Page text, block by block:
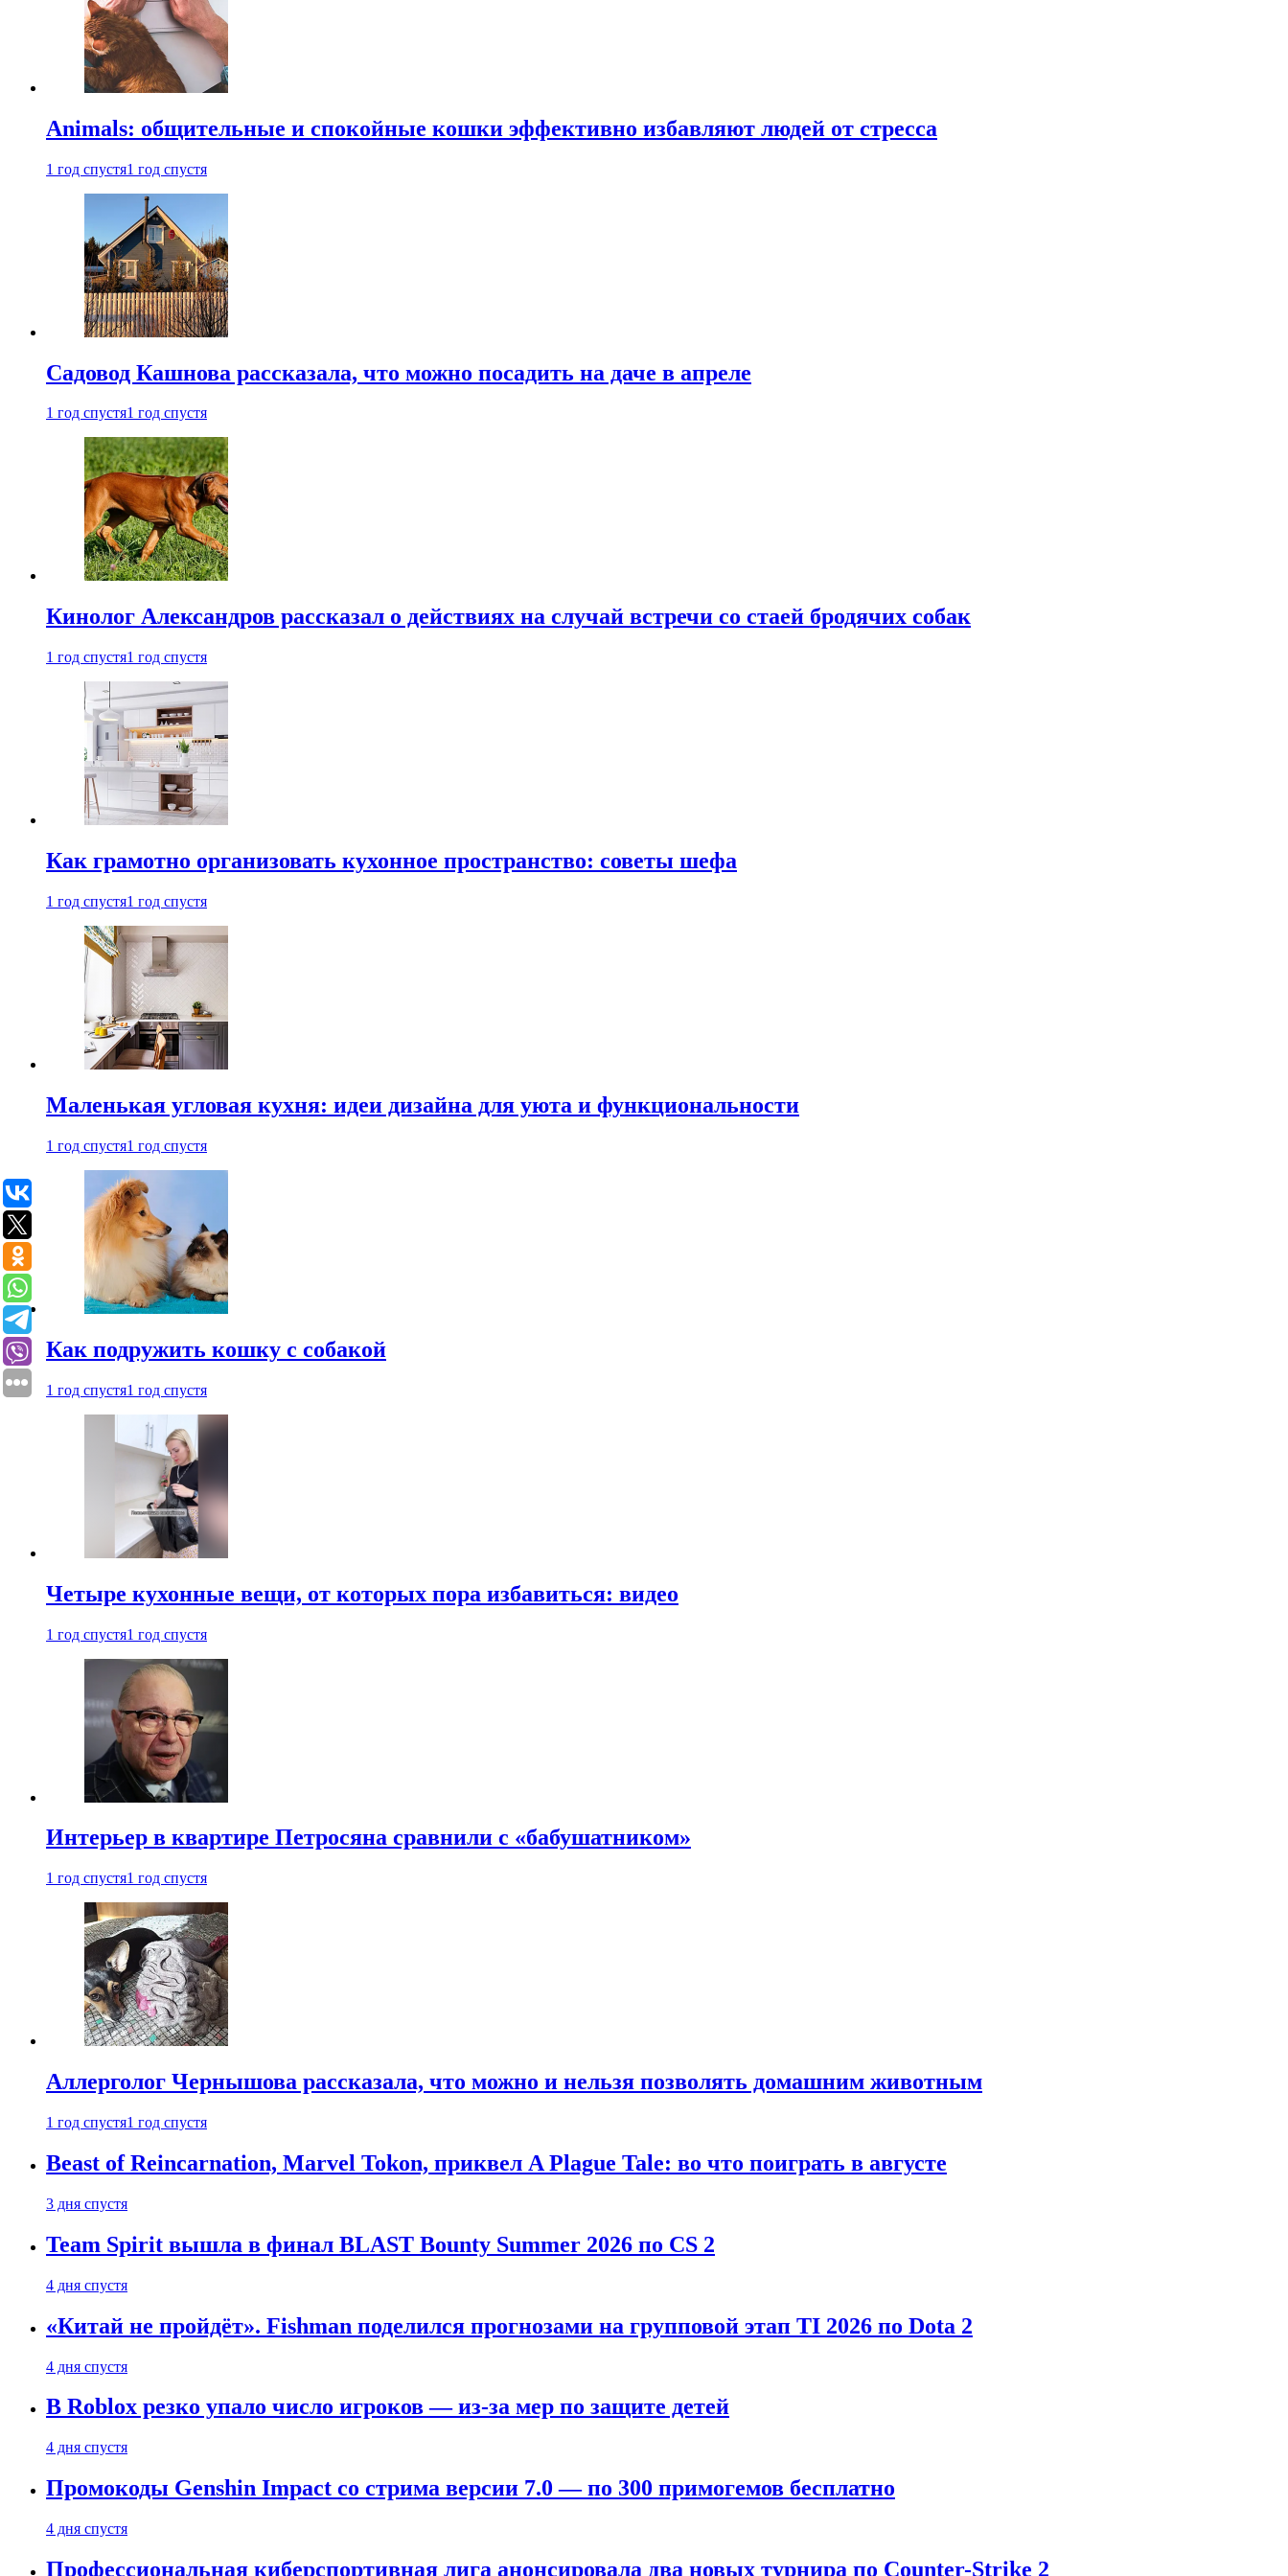
Animals: общительные и спокойные кошки эффективно избавляют людей от стресса
1 год спустя1 год спустя
Садовод Кашнова рассказала, что можно посадить на даче в апреле
1 год спустя1 год спустя
Кинолог Александров рассказал о действиях на случай встречи со стаей бродячих собак
1 год спустя1 год спустя
Как грамотно организовать кухонное пространство: советы шефа
1 год спустя1 год спустя
Маленькая угловая кухня: идеи дизайна для уюта и функциональности
1 год спустя1 год спустя
Как подружить кошку с собакой
1 год спустя1 год спустя
Четыре кухонные вещи, от которых пора избавиться: видео
1 год спустя1 год спустя
Интерьер в квартире Петросяна сравнили с «бабушатником»
1 год спустя1 год спустя
Аллерголог Чернышова рассказала, что можно и нельзя позволять домашним животным
1 год спустя1 год спустя
Beast of Reincarnation, Marvel Tokon, приквел A Plague Tale: во что поиграть в августе
3 дня спустя
Team Spirit вышла в финал BLAST Bounty Summer 2026 по CS 2
4 дня спустя
«Китай не пройдёт». Fishman поделился прогнозами на групповой этап TI 2026 по Dota 2
4 дня спустя
В Roblox резко упало число игроков — из-за мер по защите детей
4 дня спустя
Промокоды Genshin Impact со стрима версии 7.0 — по 300 примогемов бесплатно
4 дня спустя
Профессиональная киберспортивная лига анонсировала два новых турнира по Counter-Strike 2